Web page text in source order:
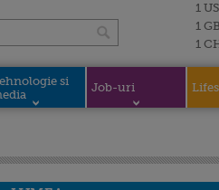
1
1
1
si
Job-uri